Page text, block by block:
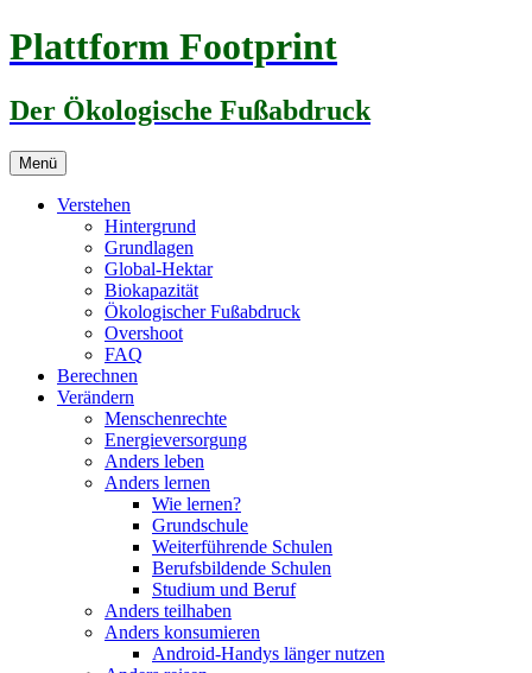
Zum
Inhalt
Plattform Footprint
Der Ökologische Fußabdruck
Menü
Verstehen
Hintergrund
Grundlagen
Global-Hektar
Biokapazität
Ökologischer Fußabdruck
Overshoot
FAQ
Berechnen
Verändern
Menschenrechte
Energieversorgung
Anders leben
Anders lernen
Wie lernen?
Grundschule
Weiterführende Schulen
Berufsbildende Schulen
Studium und Beruf
Anders teilhaben
Anders konsumieren
Android-Handys länger nutzen